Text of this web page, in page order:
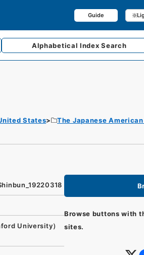
Guide
AlphabeticalIndex Search
States The Japanese
Browse buttons with
sites.
University）